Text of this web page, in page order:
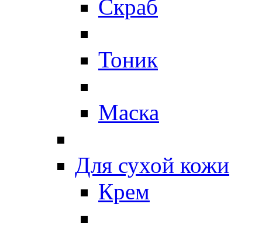
Скраб
Тоник
Маска
Для сухой кожи
Крем